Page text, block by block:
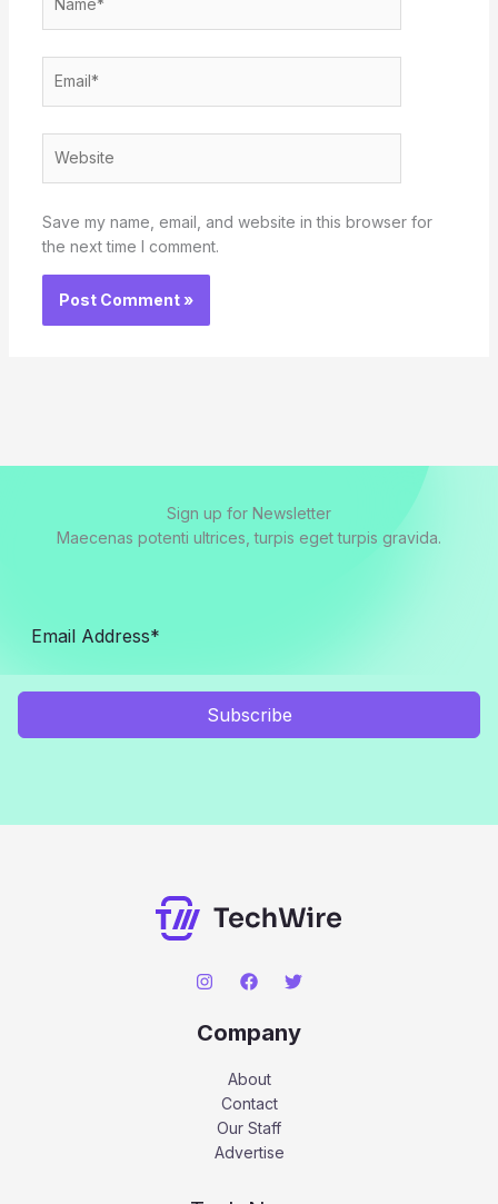
Save my name, email, and website in this browser for
the next time I comment.
Sign up for Newsletter
Maecenas potenti ultrices, turpis eget turpis gravida.
Subscribe
Company
About
Contact
Our Staff
Advertise